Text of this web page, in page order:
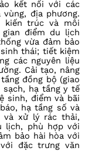
kết nối với các
địa phương.
kiến trúc và môi
điểm du lịch
vừa đảm bảo
thái; tiết kiệm
các nguyên liệu
Cải tạo, nâng
đồng bộ (giao
hạ tầng y tế
sinh, điểm và bãi
hạ tầng số và
và xử lý rác thải,
lịch, phù hợp với
bảo hài hòa với
đặc trưng văn